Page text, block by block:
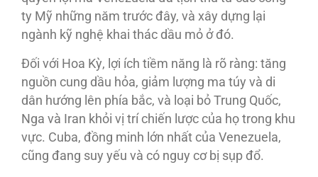
ty Mỹ những năm trước đây, và xây dựng lại
ngành kỹ nghệ khai thác dầu mỏ ở đó.
Đối với Hoa Kỳ, lợi ích tiềm năng là rõ ràng: tăng
nguồn cung dầu hỏa, giảm lượng ma túy và di
dân hướng lên phía bắc, và loại bỏ Trung Quốc,
Nga và Iran khỏi vị trí chiến lược của họ trong khu
vực. Cuba, đồng minh lớn nhất của Venezuela,
cũng đang suy yếu và có nguy cơ bị sụp đổ.